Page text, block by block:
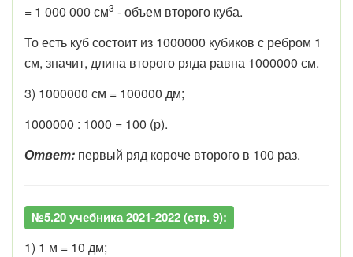
= 1 000 000 см3 - объем второго куба.
То есть куб состоит из 1000000 кубиков с ребром 1
см, значит, длина второго ряда равна 1000000 см.
3) 1000000 см = 100000 дм;
1000000 : 1000 = 100 (р).
Ответ: первый ряд короче второго в 100 раз.
№5.20 учебника 2021-2022 (стр. 9):
1) 1 м = 10 дм;